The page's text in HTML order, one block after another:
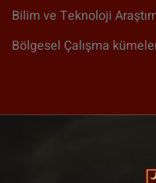
Bilim ve Teknoloji
Bölgesel Çalışma